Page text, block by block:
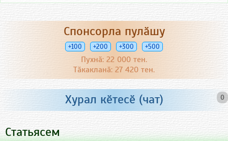
Спонсорла пулӑшу
+100 +200 +300 +500
Пухнӑ: 22 000 тен.
Тӑкакланӑ: 27 420 тен.
0
Хурал кӗтесӗ (чат)
Статьясем